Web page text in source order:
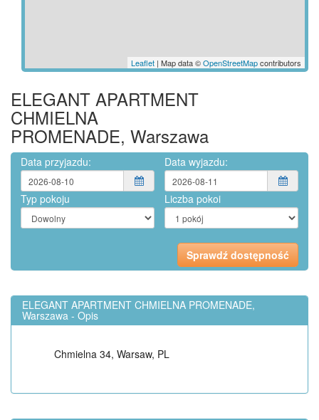
Leaflet | Map data ©OpenStreetMapcontributors
ELEGANT APARTMENT
CHMIELNA
PROMENADE, Warszawa
Data przyjazdu: Data wyjazdu:
Typ pokoju Liczba pokoi
ELEGANT APARTMENT CHMIELNA PROMENADE,
Warszawa - Opis
Chmielna 34, Warsaw, PL